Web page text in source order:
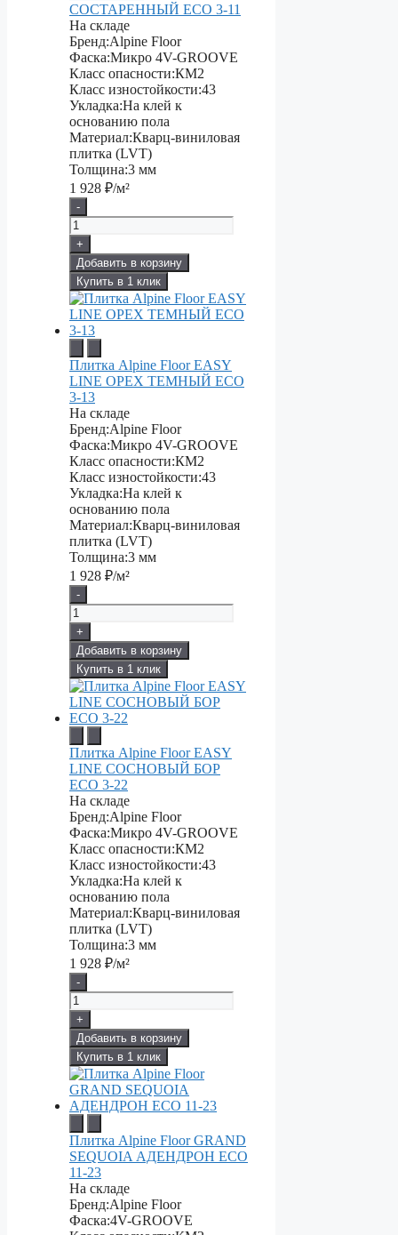
СОСТАРЕННЫЙ ECO 3-11
На складе
Бренд:Alpine Floor
Фаска:Микро 4V-GROOVE
Класс опасности:КМ2
Класс изностойкости:43
Укладка:На клей к
основанию пола
Материал:Кварц-виниловая
плитка (LVT)
Толщина:3 мм
1 928 ₽/м²
-
+
Добавить в корзину
Купить в 1 клик
Плитка Alpine Floor EASY
LINE ОРЕХ ТЕМНЫЙ ECO
3-13
На складе
Бренд:Alpine Floor
Фаска:Микро 4V-GROOVE
Класс опасности:КМ2
Класс изностойкости:43
Укладка:На клей к
основанию пола
Материал:Кварц-виниловая
плитка (LVT)
Толщина:3 мм
1 928 ₽/м²
-
+
Добавить в корзину
Купить в 1 клик
Плитка Alpine Floor EASY
LINE СОСНОВЫЙ БОР
ECO 3-22
На складе
Бренд:Alpine Floor
Фаска:Микро 4V-GROOVE
Класс опасности:КМ2
Класс изностойкости:43
Укладка:На клей к
основанию пола
Материал:Кварц-виниловая
плитка (LVT)
Толщина:3 мм
1 928 ₽/м²
-
+
Добавить в корзину
Купить в 1 клик
Плитка Alpine Floor GRAND
SEQUOIA АДЕНДРОН ECO
11-23
На складе
Бренд:Alpine Floor
Фаска:4V-GROOVE